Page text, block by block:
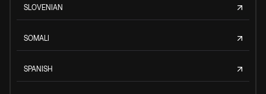
SLOVENIAN
SOMALI
SPANISH